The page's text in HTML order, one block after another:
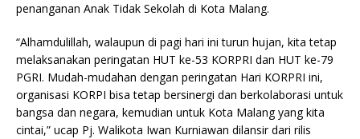
penanganan Anak Tidak Sekolah di Kota Malang.
“Alhamdulillah, walaupun di pagi hari ini turun hujan, kita tetap
melaksanakan peringatan HUT ke-53 KORPRI dan HUT ke-79
PGRI. Mudah-mudahan dengan peringatan Hari KORPRI ini,
organisasi KORPI bisa tetap bersinergi dan berkolaborasi untuk
bangsa dan negara, kemudian untuk Kota Malang yang kita
cintai,” ucap Pj. Walikota Iwan Kurniawan dilansir dari rilis